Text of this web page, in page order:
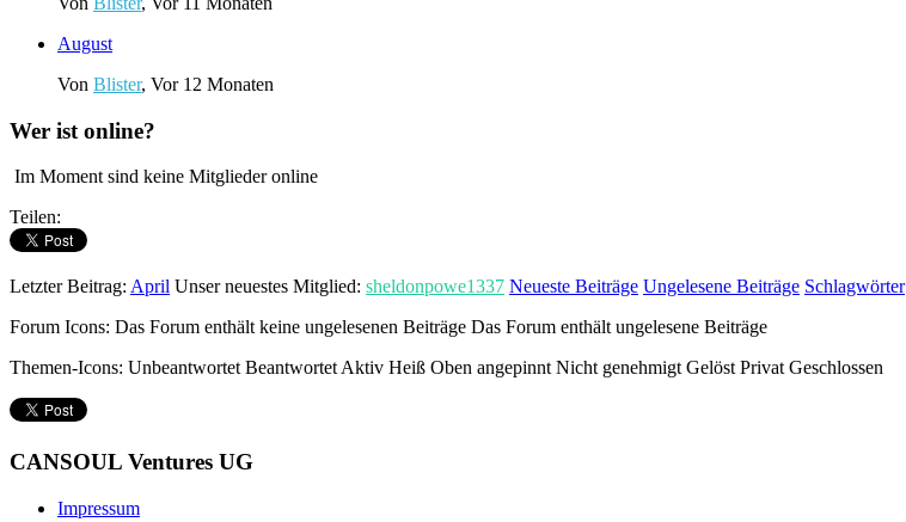
August
Von Blister, Vor 12 Monaten
Wer ist online?
Im Moment sind keine Mitglieder online
Teilen:
Letzter Beitrag: April Unser neuestes Mitglied: sheldonpowe1337 Neueste Beiträge Ungelesene Beiträge Schlagwörter
Forum Icons: Das Forum enthält keine ungelesenen Beiträge Das Forum enthält ungelesene Beiträge
Themen-Icons: Unbeantwortet Beantwortet Aktiv Heiß Oben angepinnt Nicht genehmigt Gelöst Privat Geschlossen
CANSOUL Ventures UG
Impressum